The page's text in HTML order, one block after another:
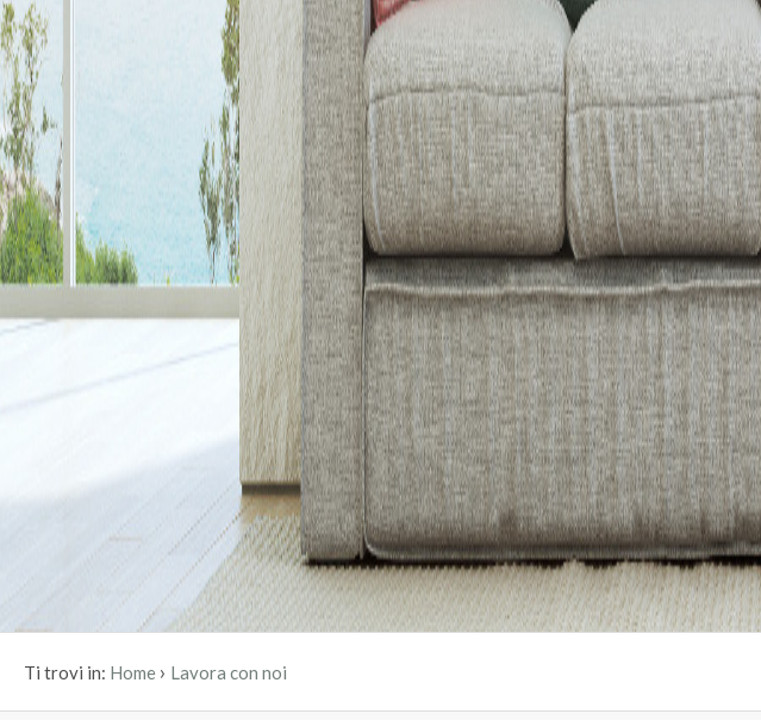
Ti trovi in: Home › Lavora con noi